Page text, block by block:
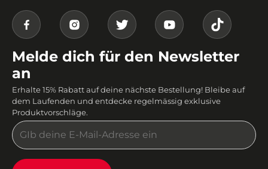
Melde dich für den Newsletter
an
Erhalte 15% Rabatt auf deine nächste Bestellung! Bleibe auf
dem Laufenden und entdecke regelmässig exklusive
Produktvorschläge.